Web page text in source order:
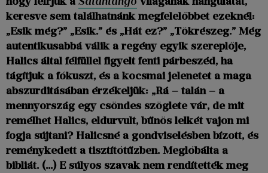
keresve sem találhatnánk megfelelőbbet ezeknél:
„Esik még?” „Esik.” és „Hát ez?” „Tökrészeg.” Még
autentikusabbá válik a regény egyik szereplője,
Halics által félfüllel figyelt fenti párbeszéd, ha
tágítjuk a fókuszt, és a kocsmai jelenetet a maga
abszurditásában érzékeljük: „Rá – talán – a
mennyország egy csöndes szöglete vár, de mit
remélhet Halics, eldurvult, bűnös lelkét vajon mi
fogja sújtani? Halicsné a gondviselésben bízott, és
reménykedett a tisztítótűzben. Meglóbálta a
bibliát. (…) E súlyos szavak nem rendítették meg